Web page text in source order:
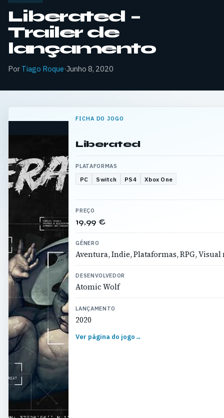
Liberated –
Trailer de
lançamento
Por Tiago Roque·Junho 8, 2020
FICHA DO JOGO
Liberated
PLATAFORMAS
PC Switch PS4 Xbox One
PREÇO
19,99 €
GÉNERO
Aventura, Indie, Plataformas, RPG, Visual
DESENVOLVEDOR
Atomic Wolf
LANÇAMENTO
2020
Ver página do jogo→